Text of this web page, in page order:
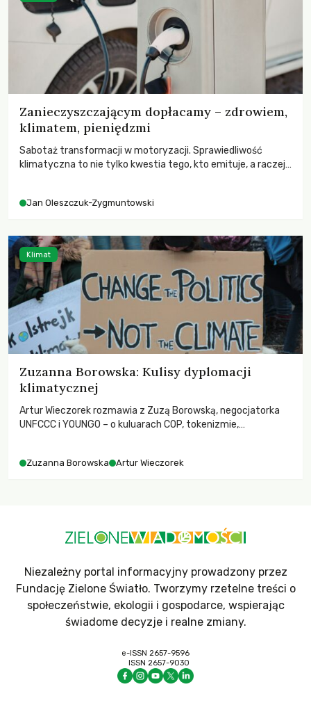
Zanieczyszczającym dopłacamy – zdrowiem,
klimatem, pieniędzmi
Sabotaż transformacji w motoryzacji. Sprawiedliwość
klimatyczna to nie tylko kwestia tego, kto emituje, a raczej
Jan Oleszczuk-Zygmuntowski
Zuzanna Borowska: Kulisy dyplomacji
klimatycznej
Artur Wieczorek rozmawia z Zuzą Borowską, negocjatorka
UNFCCC i YOUNGO – o kuluarach COP, tokenizmie,
Zuzanna Borowska Artur Wieczorek
Klimat
Niezależny portal informacyjny prowadzony przez
Fundację Zielone Światło. Tworzymy rzetelne treści o
społeczeństwie, ekologii i gospodarce, wspierając
świadome decyzje i realne zmiany.
e-ISSN 2657-9596
ISSN 2657-9030